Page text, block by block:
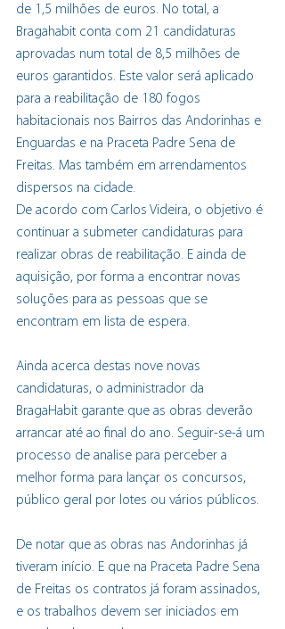
de 1,5 milhões de euros. No total, a
Bragahabit conta com 21 candidaturas
aprovadas num total de 8,5 milhões de
euros garantidos. Este valor será aplicado
para a reabilitação de 180 fogos
habitacionais nos Bairros das Andorinhas e
Enguardas e na Praceta Padre Sena de
Freitas. Mas também em arrendamentos
dispersos na cidade.
De acordo com Carlos Videira, o objetivo é
continuar a submeter candidaturas para
realizar obras de reabilitação. E ainda de
aquisição, por forma a encontrar novas
soluções para as pessoas que se
encontram em lista de espera.
Ainda acerca destas nove novas
candidaturas, o administrador da
BragaHabit garante que as obras deverão
arrancar até ao final do ano. Seguir-se-á um
processo de analise para perceber a
melhor forma para lançar os concursos,
público geral por lotes ou vários públicos.
De notar que as obras nas Andorinhas já
tiveram início. E que na Praceta Padre Sena
de Freitas os contratos já foram assinados,
e os trabalhos devem ser iniciados em